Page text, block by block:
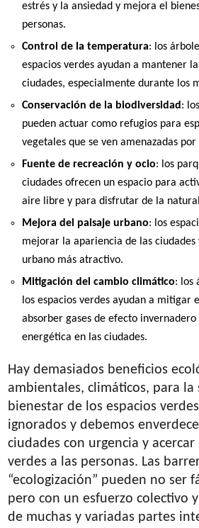
estrés y la ansiedad y mejora el
personas.
Control de la temperatura: los
espacios verdes ayudan a mantener
ciudades, especialmente durante los
Conservación de la biodiversidad:
pueden actuar como refugios para
vegetales que se ven amenazadas
Fuente de recreación y ocio: los
ciudades ofrecen un espacio para
aire libre y para disfrutar de la
Mejora del paisaje urbano: los
mejorar la apariencia de las
urbano más atractivo.
Mitigación del cambio climático: los
los espacios verdes ayudan a mitigar
absorber gases de efecto
energética en las ciudades.
Hay demasiados beneficios
ambientales, climáticos, para la
bienestar de los espacios
ignorados y debemos
ciudades con urgencia y acercar
verdes a las personas. Las
“ecologización” pueden no ser
pero con un esfuerzo colectivo
de muchas y variadas partes